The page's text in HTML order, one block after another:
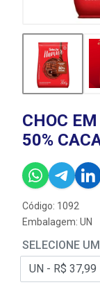
CHOC
50%
Código: 1092
Embalagem: UN
SELECIONE